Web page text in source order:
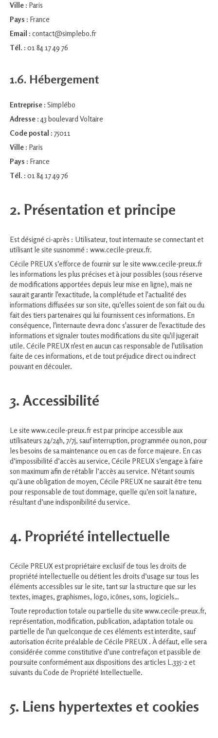
Ville : Paris
Pays : France
Email : contact@simplebo.fr
Tél. : 01 84 17 49 76
1.6. Hébergement
Entreprise : Simplébo
Adresse :43 boulevard Voltaire
Code postal : 75011
Ville : Paris
Pays : France
Tél. : 01 84 17 49 76
2. Présentation et principe
Est désigné ci-après : Utilisateur, tout internaute se connectant et
utilisant le site susnommé : www.cecile-preux.fr.
Cécile PREUX s’efforce de fournir sur le site www.cecile-preux.fr
les informations les plus précises et à jour possibles (sous réserve
de modifications apportées depuis leur mise en ligne), mais ne
saurait garantir l'exactitude, la complétude et l'actualité des
informations diffusées sur son site, qu’elles soient de son fait ou du
fait des tiers partenaires qui lui fournissent ces informations. En
conséquence, l'internaute devra donc s'assurer de l'exactitude des
informations et signaler toutes modifications du site qu'il jugerait
utile. Cécile PREUX n'est en aucun cas responsable de l'utilisation
faite de ces informations, et de tout préjudice direct ou indirect
pouvant en découler.
3. Accessibilité
Le site www.cecile-preux.fr est par principe accessible aux
utilisateurs 24/24h, 7/7j, sauf interruption, programmée ou non, pour
les besoins de sa maintenance ou en cas de force majeure. En cas
d’impossibilité d’accès au service, Cécile PREUX s’engage à faire
son maximum afin de rétablir l’accès au service. N’étant soumis
qu’à une obligation de moyen, Cécile PREUX ne saurait être tenu
pour responsable de tout dommage, quelle qu’en soit la nature,
résultant d’une indisponibilité du service.
4. Propriété intellectuelle
Cécile PREUX est propriétaire exclusif de tous les droits de
propriété intellectuelle ou détient les droits d’usage sur tous les
éléments accessibles sur le site, tant sur la structure que sur les
textes, images, graphismes, logo, icônes, sons, logiciels…
Toute reproduction totale ou partielle du site www.cecile-preux.fr,
représentation, modification, publication, adaptation totale ou
partielle de l'un quelconque de ces éléments est interdite, sauf
autorisation écrite préalable de Cécile PREUX . À défaut, elle sera
considérée comme constitutive d’une contrefaçon et passible de
poursuite conformément aux dispositions des articles L.335-2 et
suivants du Code de Propriété Intellectuelle.
5. Liens hypertextes et cookies